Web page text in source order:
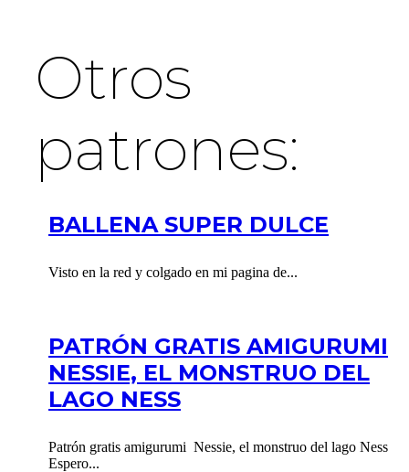
Otros
patrones:
BALLENA SUPER DULCE
Visto en la red y colgado en mi pagina de...
PATRÓN GRATIS AMIGURUMI
NESSIE, EL MONSTRUO DEL
LAGO NESS
Patrón gratis amigurumi Nessie, el monstruo del lago Ness
Espero...